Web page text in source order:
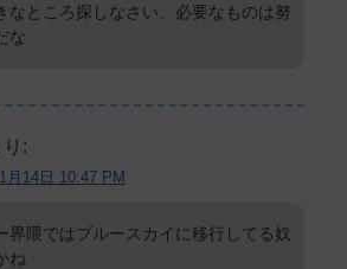
なところ探しなさい、必要なものは努
な
り:
月14日 10:47 PM
界隈ではブルースカイに移行してる奴
ね